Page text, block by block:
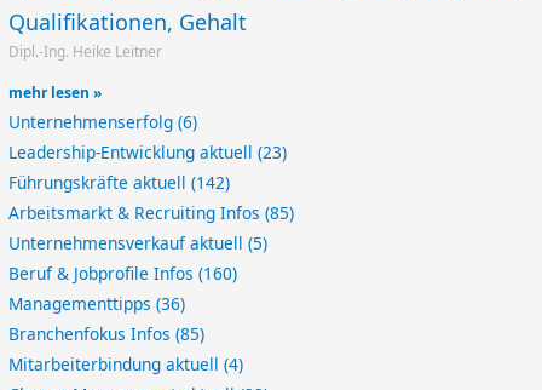
Qualifikationen, Gehalt
Dipl.-Ing. Heike Leitner
mehr lesen »
Unternehmenserfolg(6)
Leadership-Entwicklung aktuell(23)
Führungskräfte aktuell(142)
Arbeitsmarkt & Recruiting Infos(85)
Unternehmensverkauf aktuell(5)
Beruf & Jobprofile Infos(160)
Managementtipps(36)
Branchenfokus Infos(85)
Mitarbeiterbindung aktuell(4)